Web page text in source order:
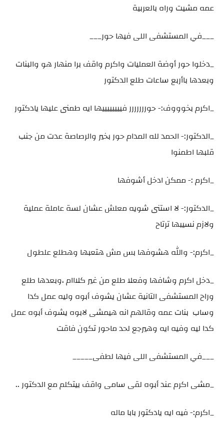
عمه مشيت وراه بالعربية
___في المستشفى اللى فيها حور___
_دخلوا حور أوضة العمليات واكرم واقف برا منهار هو والبنات
وبعدها باأربع ساعات طلع الدكتور
_اكرم بخوووف:- حوررررررر فييييييييها ايه طمنى عليها يادكتور
_الدكتور:- الحمد لله المدام حور بخير والرصاصة عدت من جنب
قلبها اطمنوا
_اكرم :- ممكن ادخل أشوفها
_الدكتور:- لا استنى شويه معلش عشان لسة عاملة عملية
ولازم نسيبها ترتاح
_اكرم:- والله هشوفها بس مش هتعبها وهطلع علطول
_دخل اكرم وشافها وفعلا طلع من غير كلااام ،وبعدها طلع
وراح المستشفى التانية عشان يشوف أبوه وليه عمل كدا
وساب بنات عمه وقالهم انه هيمشى لابوه يشوف أبوه عمل
كدا ليه وفيه ايه وهيرجع لحد ماحور تكون فاقت
___في المستشفى اللى فيها لطفى_____
_مشى اكرم عند أبوه لقى سامى واقف بيتكلم مع الدكتور ..
_اكرم:- فيه ايه يادكتور بابا ماله